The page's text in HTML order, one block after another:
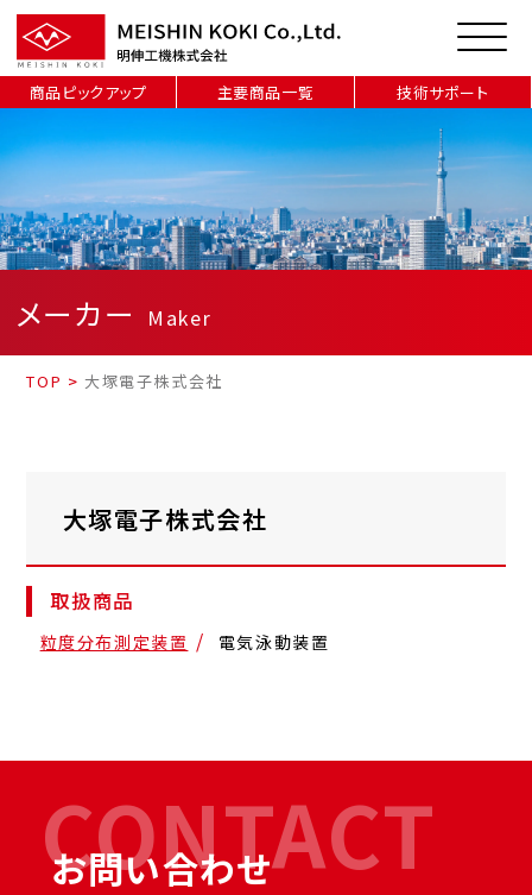
商品ピックアップ 主要商品一覧 技術サポート
メーカー Maker
TOP >大塚電子株式会社
大塚電子株式会社
取扱商品
粒度分布測定装置 電気泳動装置
CONTACT
お問い合わせ